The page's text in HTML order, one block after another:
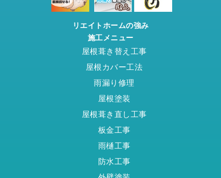
リエイトホームの強み
施工メニュー
屋根葺き替え工事
屋根カバー工法
雨漏り修理
屋根塗装
屋根葺き直し工事
板金工事
雨樋工事
防水工事